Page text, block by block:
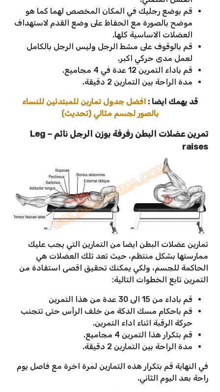
قم بوضع رجليك في المكان المخصص لهما كما هو
موضح بالصورة مع الحفاظ على وضع القدم لاستهداف
العضلات الاساسية كلها.
قم بالوقوف على مشط الرجل وليس الرجل بالكامل
لعمل مدى حركي اكبر.
قم باداء التمرين 12 عدة في 4 مجاميع.
مدة الراحة بين التمارين 2 دقيقة.
قد يهمك ايضا : افضل جدول تمارين للمبتدئين للنساء
بالصور لجسم مثالي (تحديث)
تمرين عضلات البطن رفرفة بوزن الرجل نائم – Leg
raises
تمارين عضلات البطن ايضا من التمارين التي يجب عليك
ممارستها بشكل منتظم، حيث تعد تلك العضلات هي
الحاكمة للجسم، ولكي يمكنك تحقيق اقصى استفادة من
التمرين تابع الخطوات التالية:
قم باداء من 15 الى 30 عدة من هذا التمرين
قم باحكام مسك الدكة من خلف الرأس حتى تتجنب
حركة الرقبة اثناء اداء التمرين.
قم بتكرار هذا التمرين 4 مجاميع.
مدة الراحة بين التمارين 2 دقيقة.
في النهاية قم بتكرار هذه التمارين لمرة اخرة مع فاصل يوم
راحة بعد اليوم الثاني.